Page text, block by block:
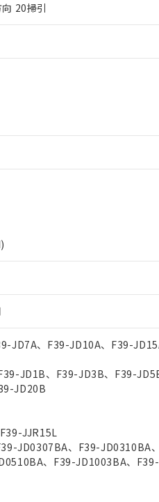
20掃引
JD7A、F39-JD10A、F39-
JD1B、F39-JD3B、F39-
JD20B
JJR15L
JD0307BA、F39-JD0310BA
、F39-JD1003BA、F39-